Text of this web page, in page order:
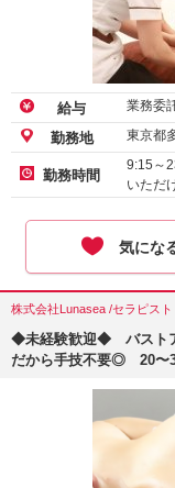
給与 業務委
勤務地 東京都
勤務時間
9:15～
いただ
気にな
株式会社Lunasea /セラピスト
◆未経験歓迎◆ バスト
だから手技不要◎ 20〜